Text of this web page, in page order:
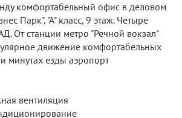
комфортабельный офис в деловом
Парк", "А" класс, 9 этаж. Четыре
От станции метро "Речной вокзал"
движение комфортабельных
минутах езды аэропорт
вентиляция